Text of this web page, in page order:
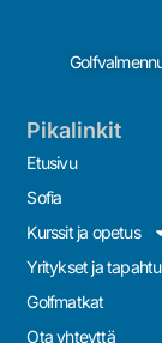
Pikalinkit
Etusivu
Sofia
Kurssit ja opetus
Yritykset ja
Golfmatkat
Ota yhteyttä